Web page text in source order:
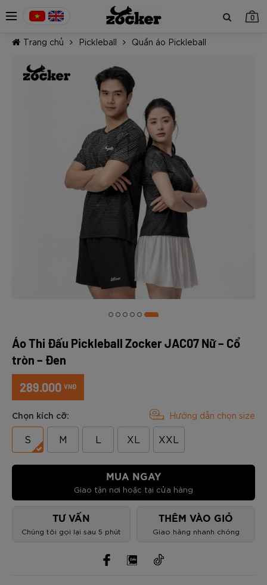
0
TIẾP TỤC MUA HÀNG
Trang chủ Pickleball Quần áo Pickleball
Áo Thi Đấu Pickleball Zocker JAC07 Nữ – Cổ
tròn – Đen
289.000 VNĐ
Chọn kích cỡ: Hướng dẫn chọn size
S M L XL XXL
MUA NGAY
Giao tận nơi hoặc tại cửa hàng
TƯ VẤN
Chúng tôi gọi lại sau 5 phút
THÊM VÀO GIỎ
Giao hàng nhanh chóng